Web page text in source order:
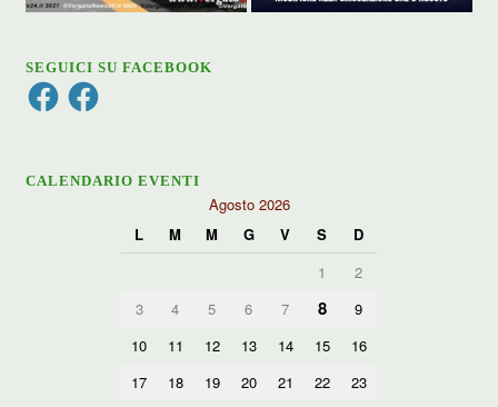
SEGUICI SU FACEBOOK
FacebookFacebook
CALENDARIO EVENTI
Agosto 2026
L
M M G V S
D
1
2
3
4 5 6 7 8
9
10
11 12 13 14 15
16
17
18 19 20 21 22
23